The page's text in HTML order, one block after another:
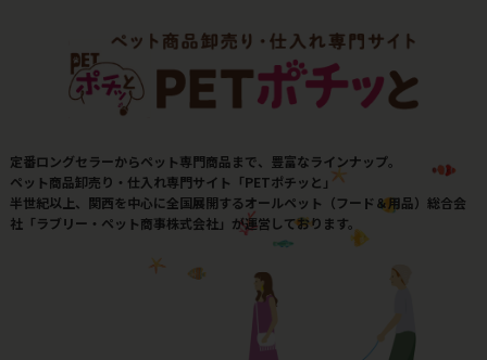
定番ロングセラーからペット専門商品まで、豊富なラインナップ。
ペット商品卸売り・仕入れ専門サイト「PETポチッと」
半世紀以上、関西を中心に全国展開するオールペット（フード＆用品）総合会
社「ラブリー・ペット商事株式会社」が運営しております。